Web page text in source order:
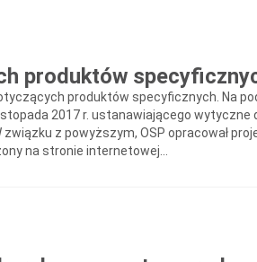
produktów
produktów specyficznych. Na
2017 r. ustanawiającego
z powyższym, OSP opracował
na stronie internetowej...